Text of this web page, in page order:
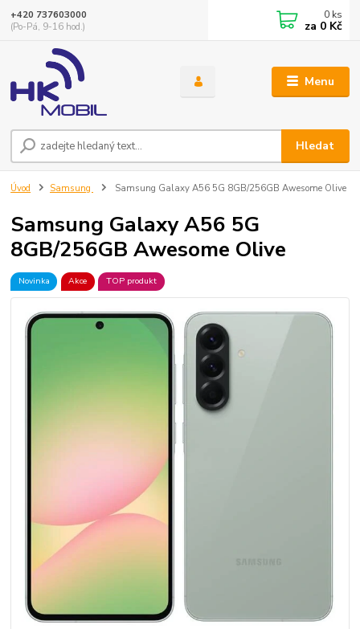
Menu
Hledat
+420 737603000
(Po-Pá, 9-16 hod.)
0 ks
za 0 Kč
Úvod Samsung Samsung Galaxy A56 5G 8GB/256GB Awesome Olive
Samsung Galaxy A56 5G
8GB/256GB Awesome Olive
Novinka Akce TOP produkt